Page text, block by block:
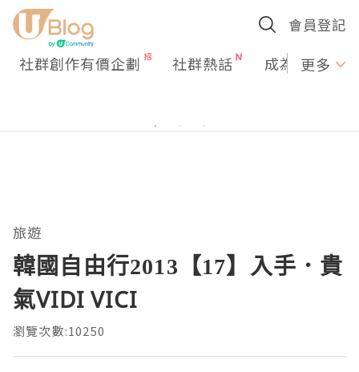
會員登記
社群創作有價企劃 社群熱話 成為U更多
旅遊
韓國自由行2013【17】入手．貴
氣VIDI VICI
瀏覽次數:10250